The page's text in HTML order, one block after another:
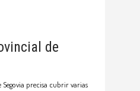
de
precisa cubrir varias